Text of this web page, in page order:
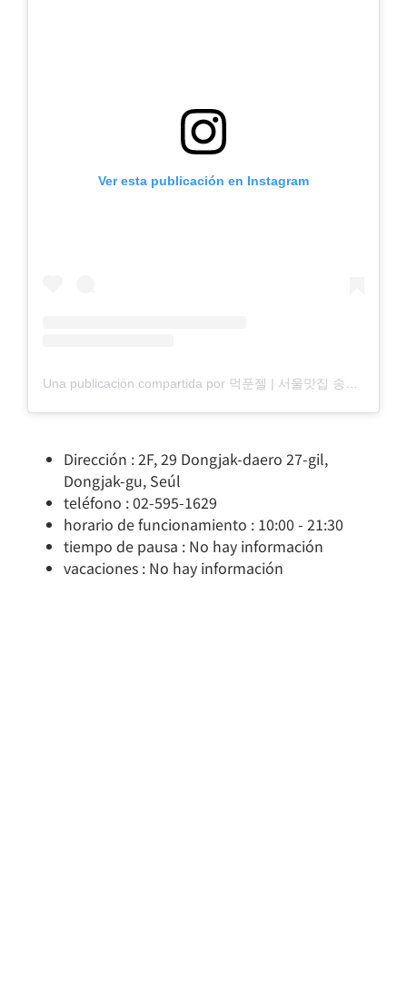
Ver esta publicación en Instagram
Dirección : 2F, 29 Dongjak-daero 27-gil,
Dongjak-gu, Seúl
teléfono : 02-595-1629
horario de funcionamiento : 10:00 - 21:30
tiempo de pausa : No hay información
vacaciones : No hay información